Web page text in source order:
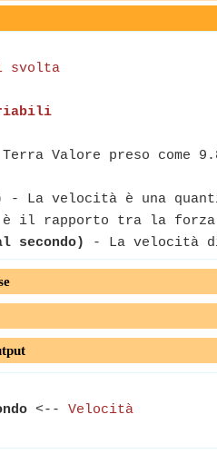
svolta
Valore preso come
- La velocità è una
rapporto tra la forza
secondo) - La velocità
<-- Velocità